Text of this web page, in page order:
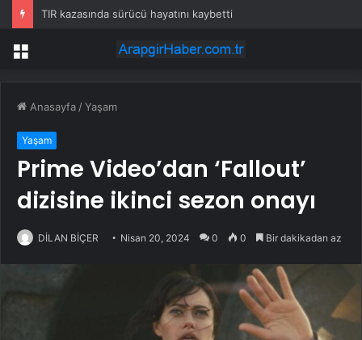
TIR kazasında sürücü hayatını kaybetti
Menü
Anasayfa /Yaşam
Yaşam
Prime Video’dan ‘Fallout’
dizisine ikinci sezon onayı
DİLAN BİÇER Nisan 20, 2024 0 0 Bir dakikadan az